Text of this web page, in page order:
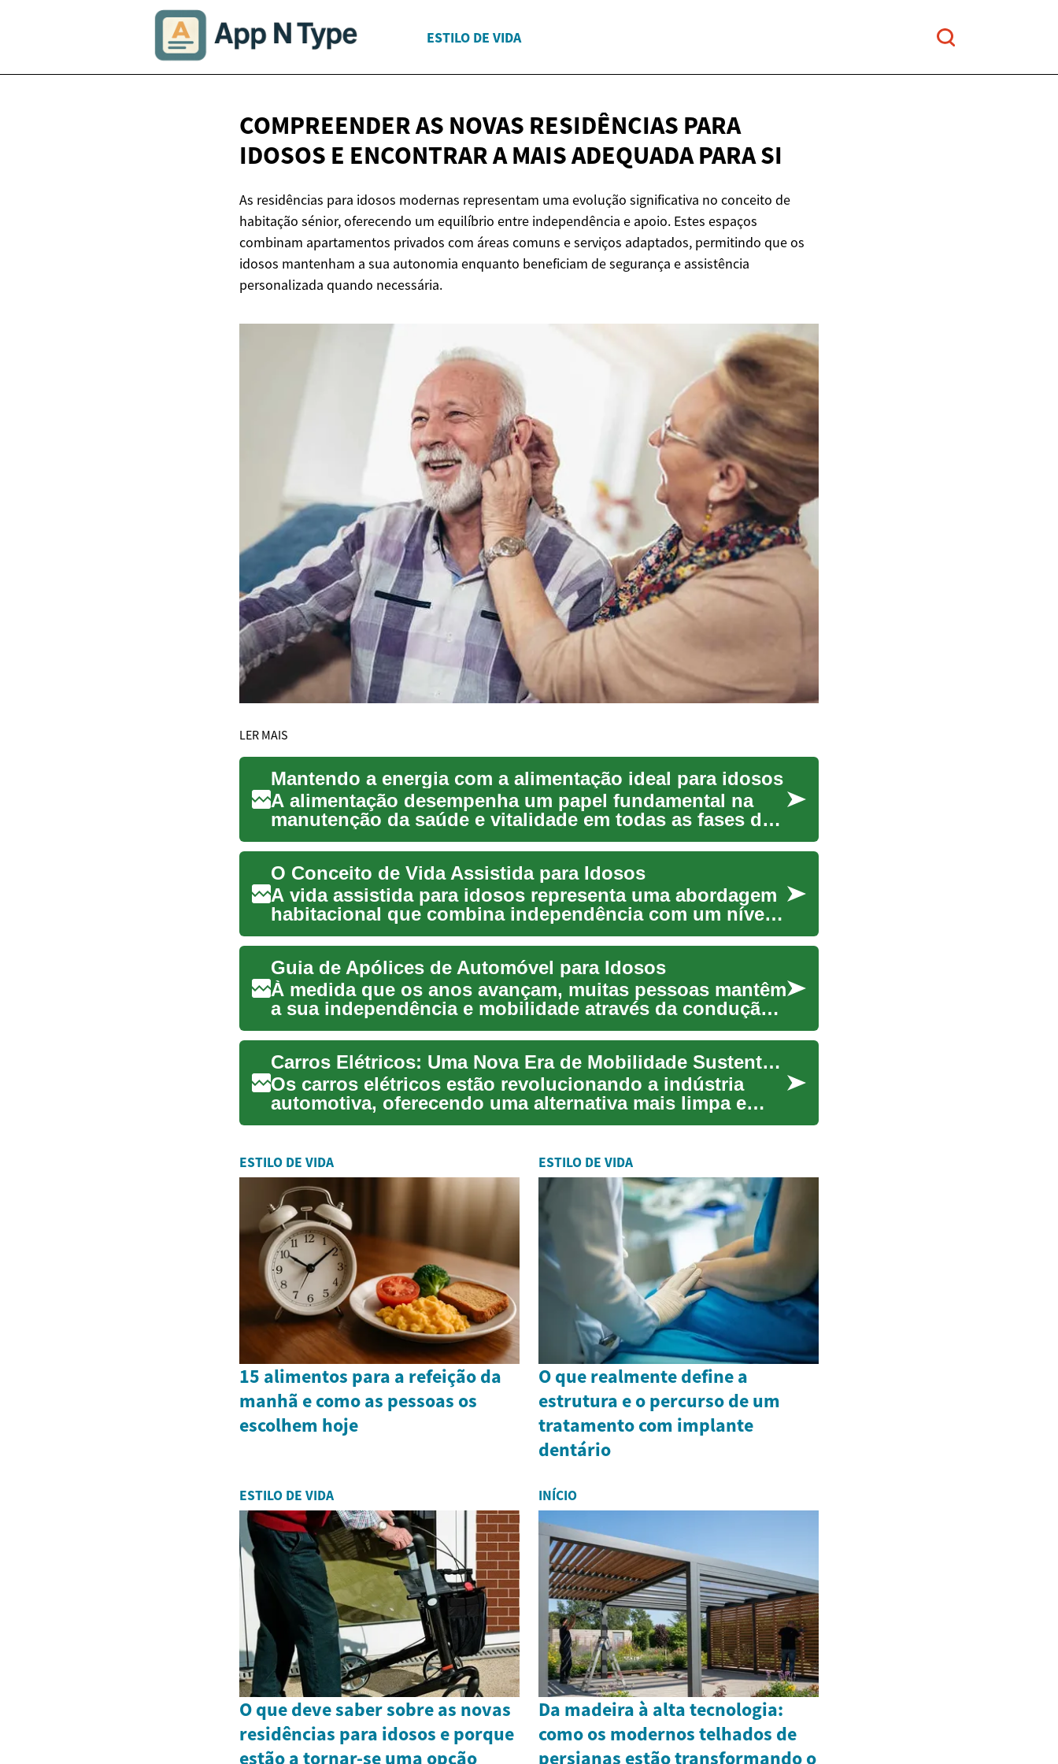
ESTILO DE VIDA
COMPREENDER AS NOVAS RESIDÊNCIAS PARA
IDOSOS E ENCONTRAR A MAIS ADEQUADAPARA SI
As residências para idosos modernas representam uma evolução significativa no conceito de
habitação sénior, oferecendo um equilíbrio entre independência e apoio. Estes espaços
combinam apartamentos privados com áreas comuns e serviços adaptados, permitindo que os
idosos mantenham a sua autonomia enquanto beneficiam de segurança e assistência
personalizada quando necessária.
LER MAIS
Mantendo a energia com a alimentação ideal para idosos
A alimentação desempenha um papel fundamental na
manutenção da saúde e vitalidade em todas as fases da
vida, e na ter...
O Conceito de Vida Assistida para Idosos
A vida assistida para idosos representa uma abordagem
habitacional que combina independência com um nível
de suporte ...
Guia de Apólices de Automóvel para Idosos
À medida que os anos avançam, muitas pessoas mantêm
a sua independência e mobilidade através da condução.
No entanto,...
Carros Elétricos: Uma Nova Era de Mobilidade Sustentável para Idosos
Os carros elétricos estão revolucionando a indústria
automotiva, oferecendo uma alternativa mais limpa e
eficiente ao...
ESTILO DE VIDA
15 alimentos para a refeição da
manhã e como as pessoas os
escolhem hoje
ESTILO DE VIDA
O que realmente define a
estrutura e o percurso de um
tratamento com implante
dentário
ESTILO DE VIDA
O que deve saber sobre as novas
residências para idosos e porque
estão a tornar-se uma opção
INÍCIO
Da madeira à alta tecnologia:
como os modernos telhados de
persianas estão transformando o